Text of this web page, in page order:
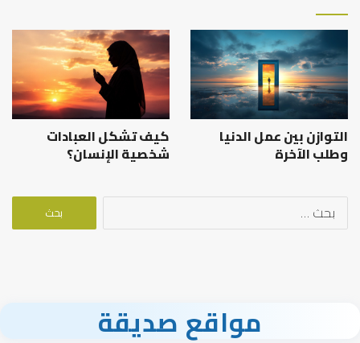
التوازن بين عمل الدنيا
وطلب الآخرة
كيف تشكل العبادات
شخصية الإنسان؟
البحث
مواقع صديقة